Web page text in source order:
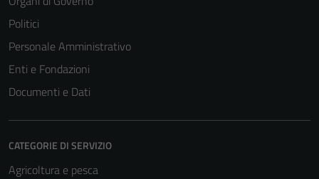
Politici
Personale Amministrativo
Enti e Fondazioni
Documenti e Dati
CATEGORIE DI SERVIZIO
Agricoltura e pesca